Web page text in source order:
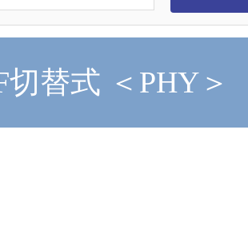
替式 ＜PHY＞